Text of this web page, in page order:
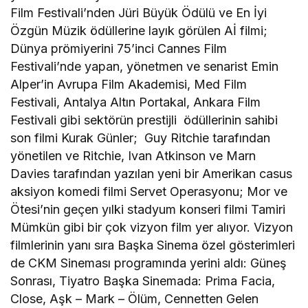
Film Festivali’nden Jüri Büyük Ödülü ve En İyi
Özgün Müzik ödüllerine layık görülen Aİ filmi;
Dünya prömiyerini 75’inci Cannes Film
Festivali’nde yapan, yönetmen ve senarist Emin
Alper’in Avrupa Film Akademisi, Med Film
Festivali, Antalya Altın Portakal, Ankara Film
Festivali gibi sektörün prestijli ödüllerinin sahibi
son filmi Kurak Günler; Guy Ritchie tarafından
yönetilen ve Ritchie, Ivan Atkinson ve Marn
Davies tarafından yazılan yeni bir Amerikan casus
aksiyon komedi filmi Servet Operasyonu; Mor ve
Ötesi’nin geçen yılki stadyum konseri filmi Tamiri
Mümkün gibi bir çok vizyon film yer alıyor. Vizyon
filmlerinin yanı sıra Başka Sinema özel gösterimleri
de CKM Sineması programında yerini aldı: Güneş
Sonrası, Tiyatro Başka Sinemada: Prima Facia,
Close, Aşk – Mark – Ölüm, Cennetten Gelen